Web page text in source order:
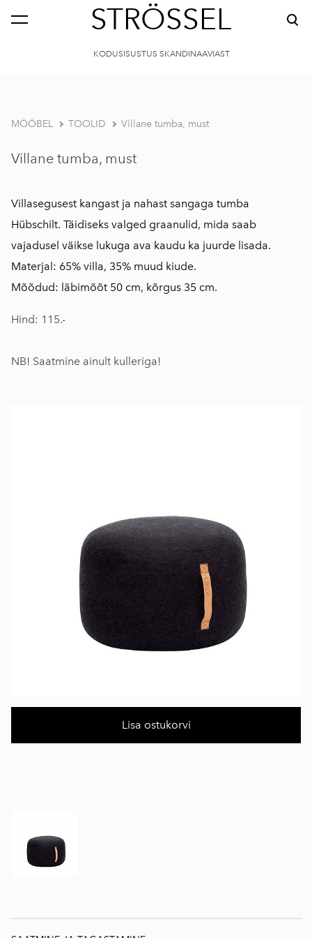
STRÖSSEL
KODUSISUSTUS SKANDINAAVIAST
MÖÖBEL TOOLID Villane tumba, must
Villane tumba, must
Villasegusest kangast ja nahast sangaga tumba
Hübschilt. Täidiseks valged graanulid, mida saab
vajadusel väikse lukuga ava kaudu ka juurde lisada.
Materjal: 65% villa, 35% muud kiude.
Mõõdud: läbimõõt 50 cm, kõrgus 35 cm.
Hind: 115.-
NB! Saatmine ainult kulleriga!
Lisa ostukorvi